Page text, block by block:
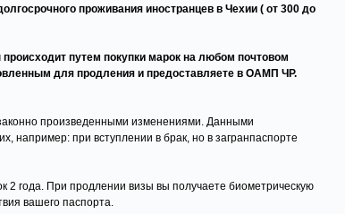
проживания иностранцев в Чехии ( от 300 до
путем покупки марок на любом почтовом
для продления и предоставляете в ОАМП ЧР.
произведенными изменениями. Данными
например: при вступлении в брак, но в загранпаспорте
года. При продлении визы вы получаете биометрическую
вашего паспорта.